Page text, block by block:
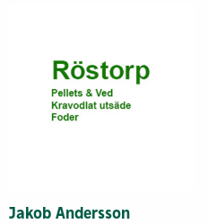
Jakob Andersson